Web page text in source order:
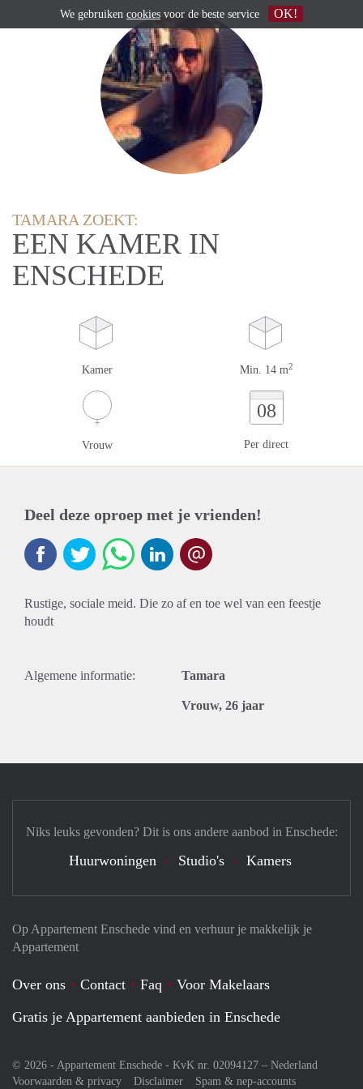
TAMARA ZOEKT:
EEN KAMER IN
ENSCHEDE
Kamer Min. 14 m2
Vrouw
08
Per direct
Deel deze oproep met je vrienden!
Rustige, sociale meid. Die zo af en toe wel van een feestje
houdt
Algemene informatie: Tamara
Vrouw, 26 jaar
Op Appartement Enschede vind en verhuur je makkelijk je
Appartement
Over ons Contact Faq
Voor Makelaars
Gratis je Appartement aanbieden in Enschede
© 2026 - Appartement Enschede - KvK nr. 02094127 – Nederland
Voorwaarden & privacy
Disclaimer Spam & nep-accounts
Niks leuks gevonden? Dit is ons andere aanbod in Enschede:
Huurwoningen Studio's Kamers
We gebruiken cookies voor de beste service OK!